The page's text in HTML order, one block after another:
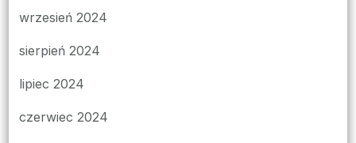
wrzesień 2024
sierpień 2024
lipiec 2024
czerwiec 2024